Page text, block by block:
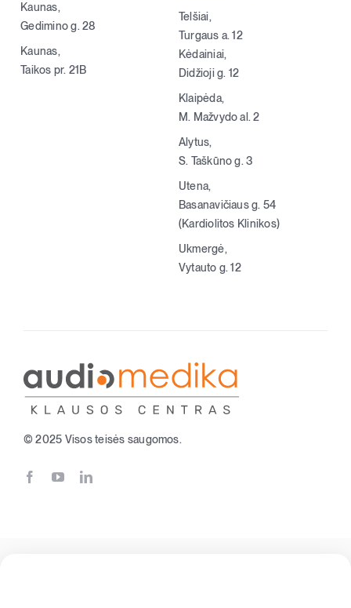
Kaunas,
Gedimino g. 28
Kaunas,
Taikos pr. 21B
Telšiai,
Turgaus a. 12
Kėdainiai,
Didžioji g. 12
Klaipėda,
M. Mažvydo al. 2
Alytus,
S. Taškūno g. 3
Utena,
Basanavičiaus g. 54
(Kardiolitos Klinikos)
Ukmergė,
Vytauto g. 12
© 2025 Visos teisės saugomos.